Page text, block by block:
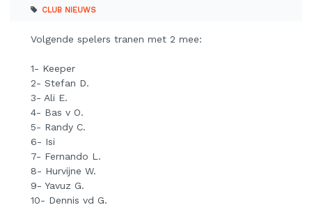
CLUB NIEUWS
Volgende spelers tranen met 2 mee:
1- Keeper
2- Stefan D.
3- Ali E.
4- Bas v O.
5- Randy C.
6- Isi
7- Fernando L.
8- Hurvijne W.
9- Yavuz G.
10- Dennis vd G.